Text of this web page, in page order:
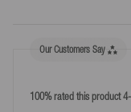
Kostenlose
*Kostenlose
bereitgestellte
Our Customers Say
100% rated this product